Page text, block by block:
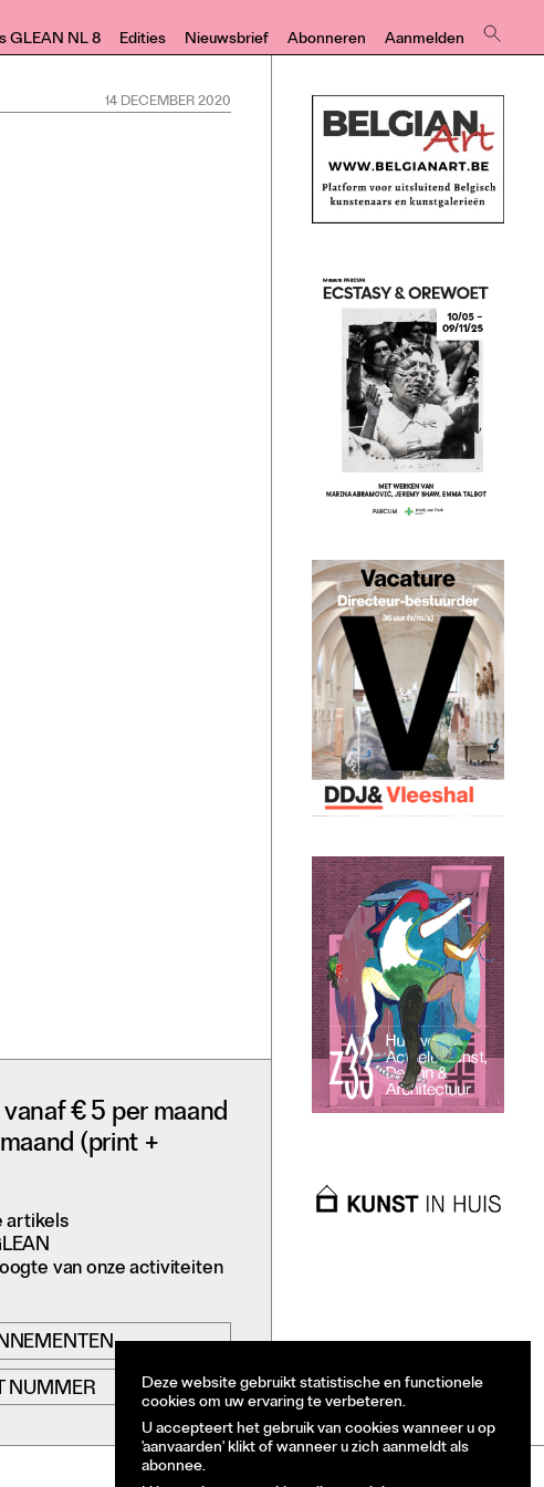
GLEAN NL 8 Edities Nieuwsbrief Abonneren Aanmelden
14 DECEMBER 2020
€ 5 per maand
(print +
artikels
van onze activiteiten
NUMMER
Deze website gebruikt statistische en functionele
cookies om uw ervaring te verbeteren.
U accepteert het gebruik van cookies wanneer u op
'aanvaarden' klikt of wanneer u zich aanmeldt als
abonnee.